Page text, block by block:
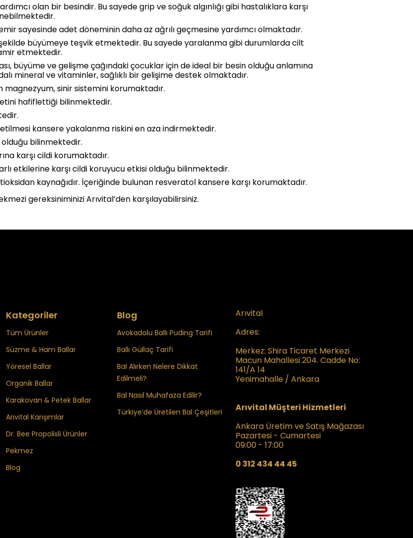
olan bir besindir. Bu sayede grip ve soğuk algınlığı gibi hastalıklara karşı
sayesinde adet döneminin daha az ağrılı geçmesine yardımcı olmaktadır.
büyümeye teşvik etmektedir. Bu sayede yaralanma gibi durumlarda cilt
etmektedir.
büyüme ve gelişme çağındaki çocuklar için de ideal bir besin olduğu anlamına
mineral ve vitaminler, sağlıklı bir gelişime destek olmaktadır.
sinir sistemini korumaktadır.
hafiflettiği bilinmektedir.
kansere yakalanma riskini en aza indirmektedir.
olduğu bilinmektedir.
karşı cildi korumaktadır.
etkilerine karşı cildi koruyucu etkisi olduğu bilinmektedir.
kaynağıdır. İçeriğinde bulunan resveratol kansere karşı korumaktadır.
gereksiniminizi Arıvital’den karşılayabilirsiniz.
Kategoriler
Tüm Ürünler
Süzme & Ham Ballar
Yöresel Ballar
Organik Ballar
Karakovan & Petek Ballar
Arıvital Karışımlar
Dr. Bee Propolisli Ürünler
Pekmez
Blog
Blog
Avokadolu Ballı Puding Tarifi
Ballı Güllaç Tarifi
Bal Alırken Nelere Dikkat
Edilmeli?
Bal Nasıl Muhafaza Edilir?
Türkiye’de Üretilen Bal Çeşitleri
Arıvital
Adres:
Merkez: Shira Ticaret Merkezi
Macun Mahallesi 204. Cadde No:
141/A 14
Yenimahalle / Ankara
Arıvital Müşteri Hizmetleri
Ankara Üretim ve Satış Mağazası
Pazartesi - Cumartesi
09:00 - 17:00
0 312 434 44 45